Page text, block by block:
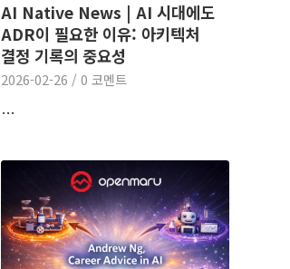
AI Native News | AI 시대에도
ADR이 필요한 이유: 아키텍처
결정 기록의 중요성
2026-02-26 / 0 코멘트
…